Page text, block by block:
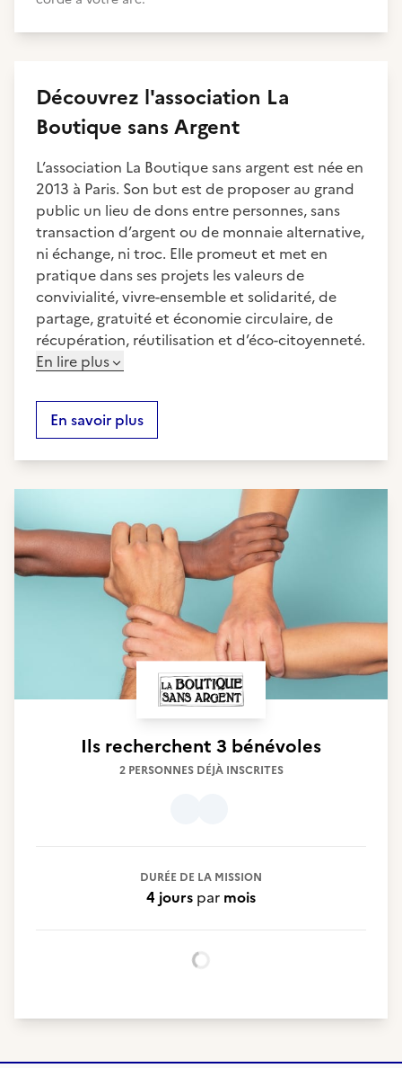
Découvrez l'association La
Boutique sans Argent
L’association La Boutique sans argent est née en
2013 à Paris. Son but est de proposer au grand
public un lieu de dons entre personnes, sans
transaction d’argent ou de monnaie alternative,
ni échange, ni troc. Elle promeut et met en
pratique dans ses projets les valeurs de
convivialité, vivre-ensemble et solidarité, de
partage, gratuité et économie circulaire, de
récupération, réutilisation et d’éco-citoyenneté.
En lire plus
En savoir plus
Ils recherchent 3 bénévoles
2 PERSONNES DÉJÀ INSCRITES
DURÉE DE LA MISSION
4 jours par mois